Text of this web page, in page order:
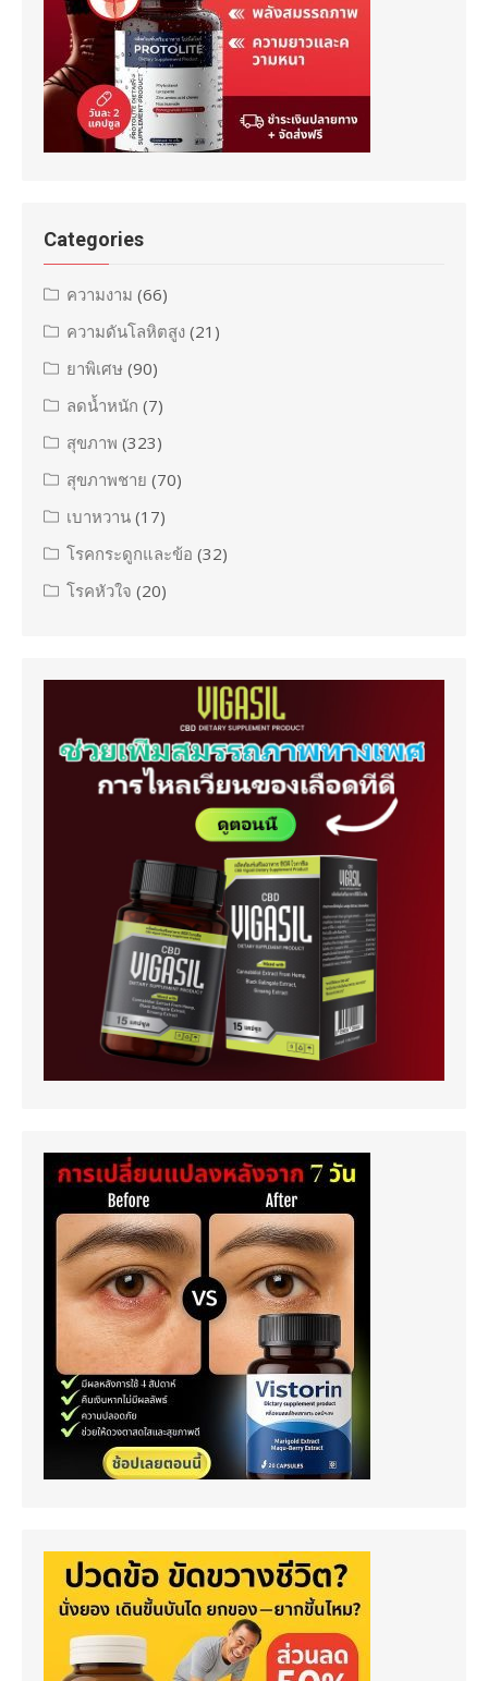
Categories
ความงาม (66)
ความดันโลหิตสูง (21)
ยาพิเศษ (90)
ลดน้ำหนัก (7)
สุขภาพ (323)
สุขภาพชาย (70)
เบาหวาน (17)
โรคกระดูกและข้อ (32)
โรคหัวใจ (20)